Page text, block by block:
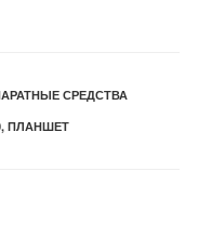
СРЕДСТВА
, ПЛАНШЕТ